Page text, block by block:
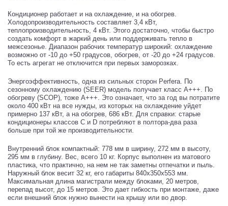
Кондиционер работает и на охлаждение, и на обогрев.
Холодопроизводительность составляет 3,4 кВт,
теплопроизводительность, 4 кВт. Этого достаточно, чтобы быстро
создать комфорт в жаркий день или поддерживать тепло в
межсезонье. Диапазон рабочих температур широкий: охлаждение
возможно от -10 до +50 градусов, обогрев, от -20 до +24 градусов.
То есть агрегат не отключится при первых заморозках.
Энергоэффективность, одна из сильных сторон Perfera. По
сезонному охлаждению (SEER) модель получает класс A+++. По
обогреву (SCOP), тоже A+++. Это означает, что за год вы потратите
около 400 кВт на все нужды, из которых на охлаждение уйдет
примерно 137 кВт, а на обогрев, 686 кВт. Для справки: старые
кондиционеры классов C и D потребляют в полтора-два раза
больше при той же производительности.
Внутренний блок компактный: 778 мм в ширину, 272 мм в высоту,
295 мм в глубину. Вес, всего 10 кг. Корпус выполнен из матового
пластика, что практично, на нем не так заметны отпечатки и пыль.
Наружный блок весит 32 кг, его габариты 840x350x553 мм.
Максимальная длина магистрали между блоками, 20 метров,
перепад высот, до 15 метров. Это дает гибкость при монтаже, даже
если внешний блок нужно вынести на крышу или во двор.